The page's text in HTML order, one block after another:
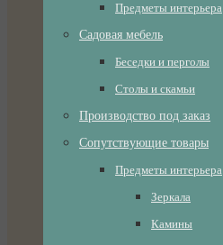
Предметы интерьера
Садовая мебель
Беседки и перголы
Столы и скамьи
Производство под заказ
Сопутствующие товары
Предметы интерьера
Зеркала
Камины